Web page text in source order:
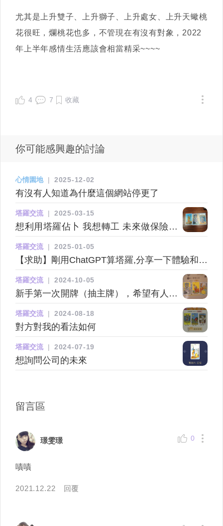
尤其是上升雙子、上升獅子、上升處女、上升天蠍桃
花很旺，爛桃花也多，不管現在有沒有對象，2022
年上半年感情生活應該會相當精采~~~~
4 7 收藏
你可能感興趣的討論
心情園地 | 2025-12-02
有沒有人知道為什麼這個網站停更了
塔羅交流 | 2025-03-15
想利用塔羅佔卜 我想轉工 未來做保險行
業會點樣thx
塔羅交流 | 2025-01-05
【求助】剛用ChatGPT算塔羅,分享一下體驗和心
得~
塔羅交流 | 2024-10-05
新手第一次開牌（抽主牌），希望有人能
幫忙解釋
塔羅交流 | 2024-08-18
對方對我的看法如何
塔羅交流 | 2024-07-19
想詢問公司的未來
留言區
璟雯璟 0
嘖嘖
2021.12.22 回覆